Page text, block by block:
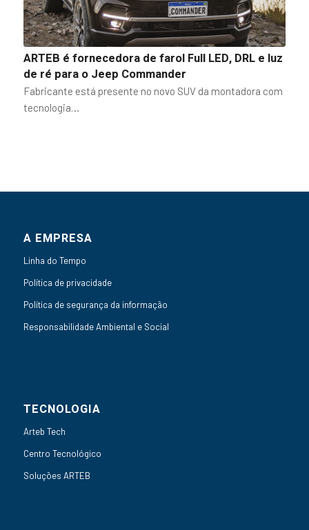
ARTEB é fornecedora de farol Full LED, DRL e luz
de ré para o Jeep Commander
Fabricante está presente no novo SUV da montadora com
tecnologia…
A EMPRESA
Linha do Tempo
Política de privacidade
Política de segurança da informação
Responsabilidade Ambiental e Social
TECNOLOGIA
Arteb Tech
Centro Tecnológico
Soluções ARTEB